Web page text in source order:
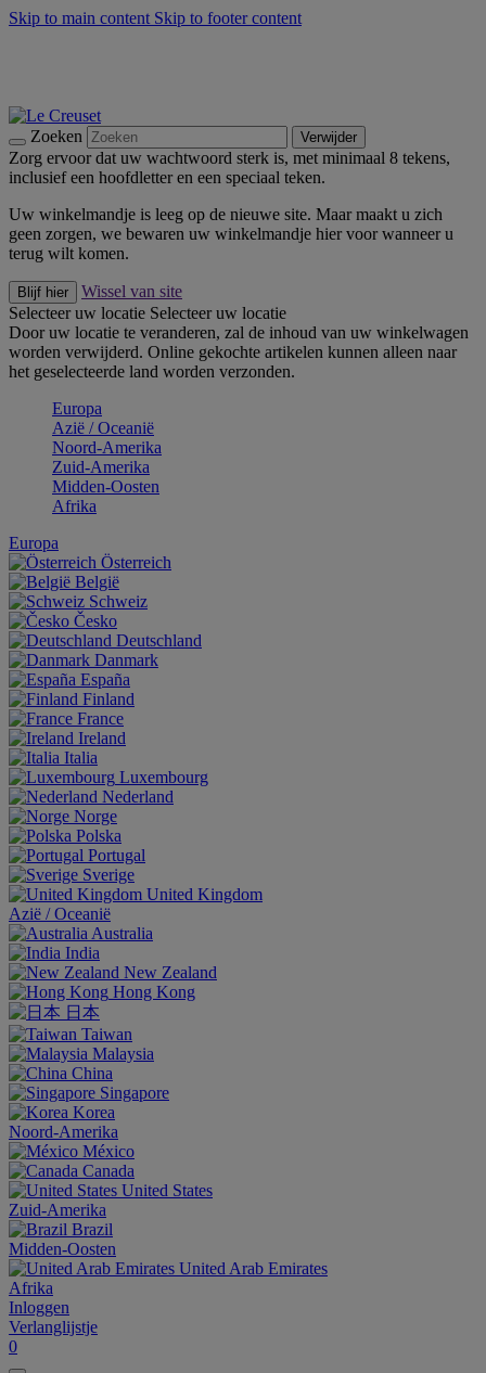
Skip to main content Skip to footer content
Zoeken Verwijder
Zorg ervoor dat uw wachtwoord sterk is, met minimaal 8 tekens,
inclusief een hoofdletter en een speciaal teken.
Uw winkelmandje is leeg op de nieuwe site. Maar maakt u zich
geen zorgen, we bewaren uw winkelmandje hier voor wanneer u
terug wilt komen.
Blijf hier
Wissel van site
Selecteer uw locatie Selecteer uw locatie
Door uw locatie te veranderen, zal de inhoud van uw winkelwagen
worden verwijderd. Online gekochte artikelen kunnen alleen naar
het geselecteerde land worden verzonden.
Europa
Aziё / Oceaniё
Noord-Amerika
Zuid-Amerika
Midden-Oosten
Afrika
Europa
Österreich
België
Schweiz
Česko
Deutschland
Danmark
España
Finland
France
Ireland
Italia
Luxembourg
Nederland
Norge
Polska
Portugal
Sverige
United Kingdom
Aziё / Oceaniё
Australia
India
New Zealand
Hong Kong
日本
Taiwan
Malaysia
China
Singapore
Korea
Noord-Amerika
México
Canada
United States
Zuid-Amerika
Brazil
Midden-Oosten
United Arab Emirates
Afrika
Inloggen
Verlanglijstje
0